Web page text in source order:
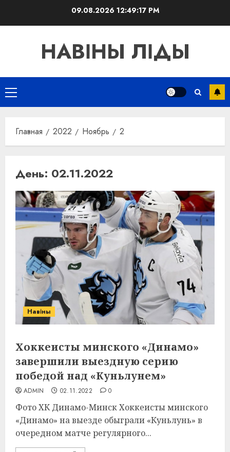
09.08.2026 12:49:18 PM
НАВІНЫ ЛІДЫ
Основное
меню
Главная 2022 Ноябрь 2
День: 02.11.2022
Навіны
Хоккеисты минского «Динамо»
завершили выездную серию
победой над «Куньлунем»
ADMIN 02.11.2022 0
Фото ХК Динамо-Минск Хоккеисты минского
«Динамо» на выезде обыграли «Куньлунь» в
очередном матче регулярного...